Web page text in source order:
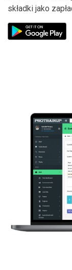
składki jako